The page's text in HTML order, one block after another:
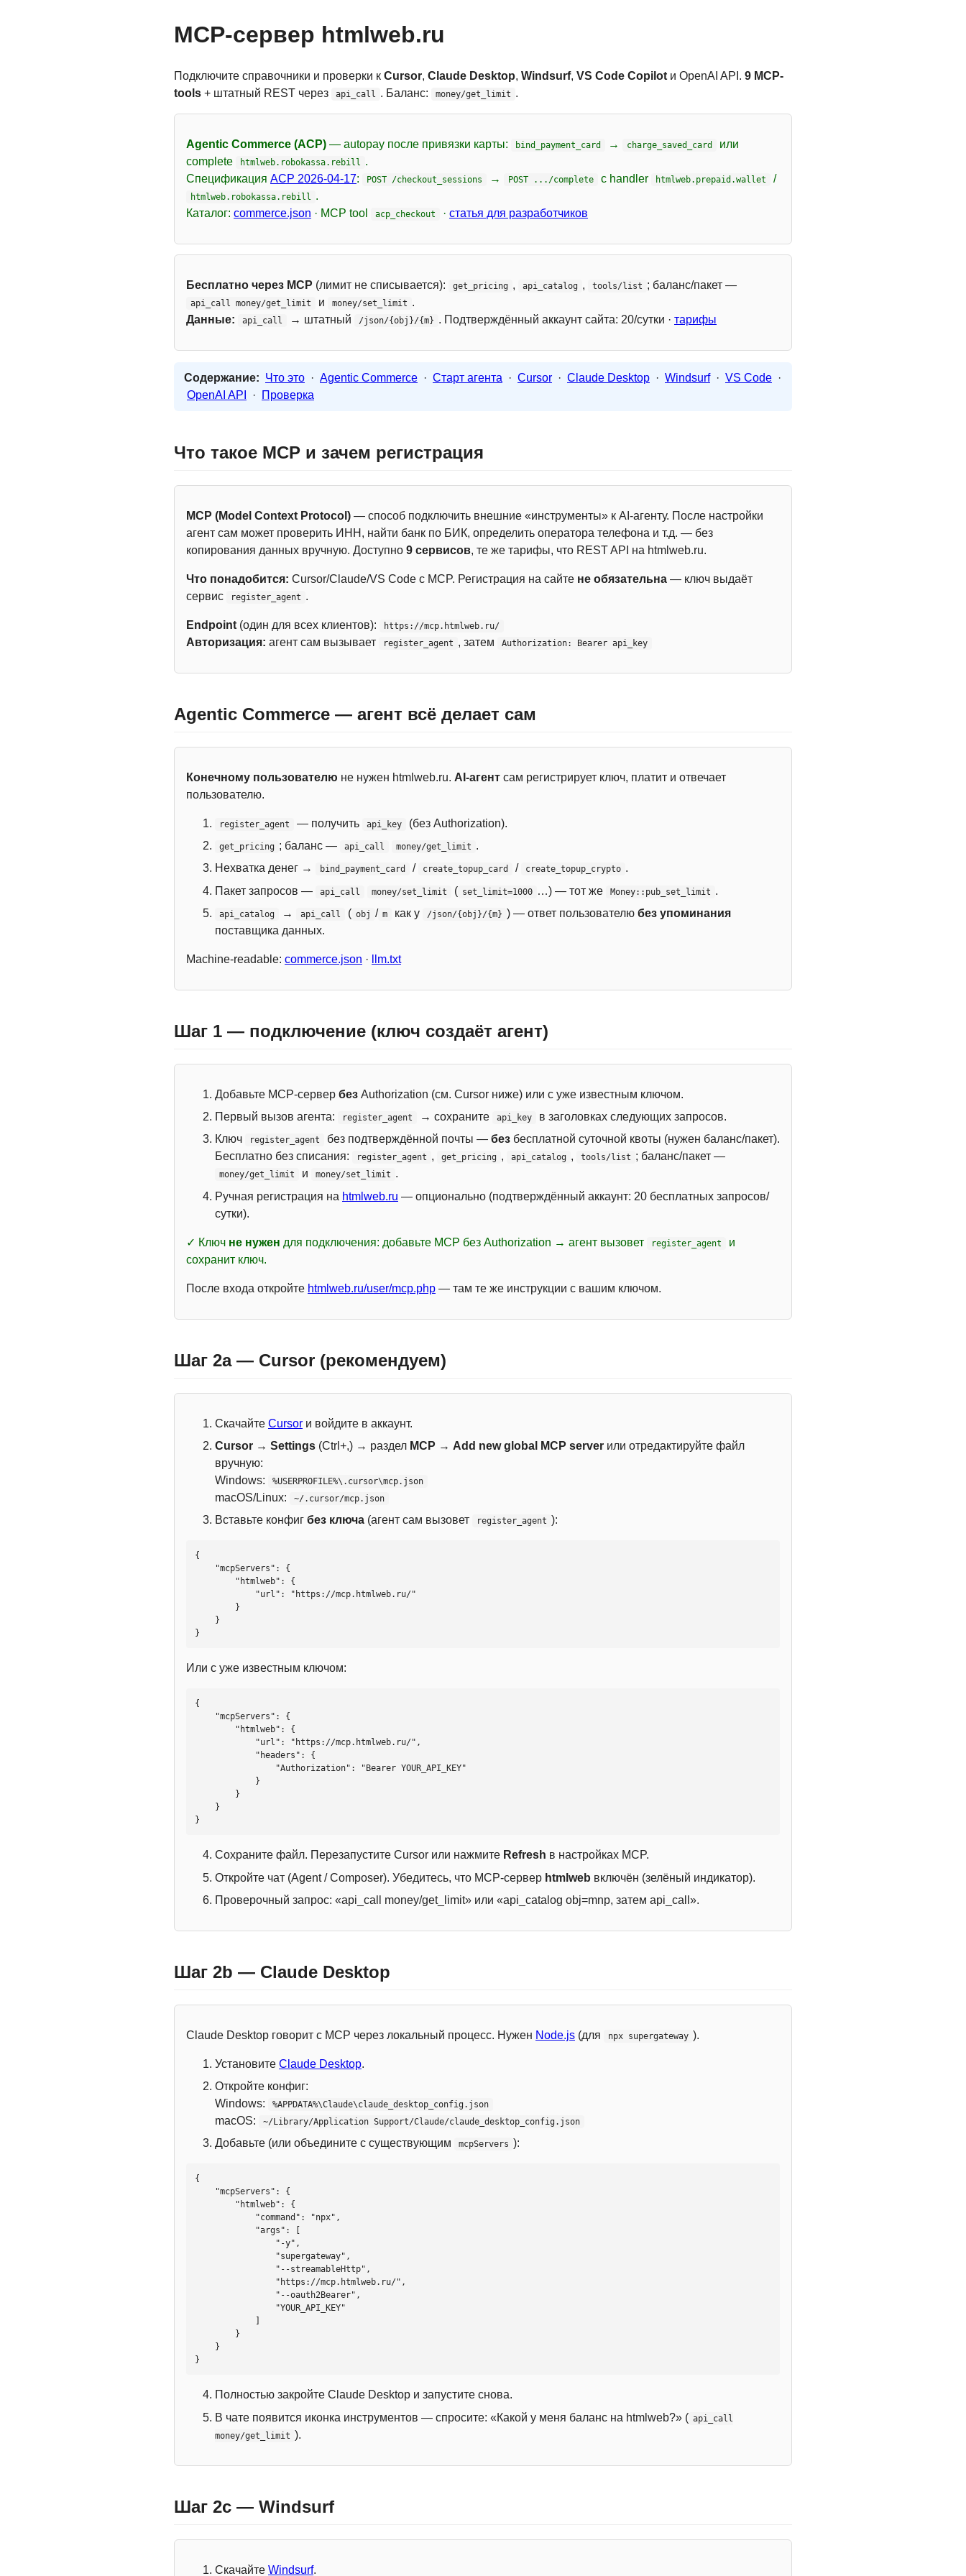
MCP-сервер htmlweb.ru
Подключите справочники и проверки к Cursor, Claude Desktop, Windsurf, VS Code Copilotи OpenAI API. 9 MCP-
tools + штатный REST через api_call . Баланс: money/get_limit .
Agentic Commerce (ACP) — autopay после привязки карты: bind_payment_card → charge_saved_card
или
complete
htmlweb.robokassa.rebill .
Спецификация ACP 2026-04-17: POST /checkout_sessions → POST .../complete с handler htmlweb.prepaid.wallet /
htmlweb.robokassa.rebill .
Каталог: commerce.json · MCP tool acp_checkout · статья для разработчиков
Бесплатно через MCP (лимит не списывается): get_pricing , api_catalog , tools/list ; баланс/пакет —
api_call money/get_limit и money/set_limit .
Данные:
api_call → штатный /json/{obj}/{m} . Подтверждённый аккаунт сайта: 20/сутки · тарифы
Содержание: Что это · Agentic Commerce · Старт агента · Cursor · Claude Desktop · Windsurf · VS Code ·
OpenAI API
· Проверка
Что такое MCP и зачем регистрация
MCP (Model Context Protocol) — способ подключить внешние «инструменты» к AI-агенту. После настройки
агент сам может проверить ИНН, найти банк по БИК, определить оператора телефона и т.д. — без
копирования данных вручную. Доступно 9 сервисов, те же тарифы, что REST API на htmlweb.ru.
Что понадобится: Cursor/Claude/VS Code с MCP. Регистрация на сайте не обязательна — ключ выдаёт
сервис
register_agent .
Endpoint (один для всех клиентов): https://mcp.htmlweb.ru/
Авторизация: агент сам вызывает register_agent , затем Authorization: Bearer api_key
Agentic Commerce — агент всё делает сам
Конечному пользователю не нужен htmlweb.ru. AI-агент сам регистрирует ключ, платит и отвечает
пользователю.
register_agent — получить api_key (без Authorization).
get_pricing ; баланс — api_call money/get_limit .
Нехватка денег →
bind_payment_card / create_topup_card / create_topup_crypto .
Пакет запросов —
api_call money/set_limit ( set_limit=1000 …) — тот же Money::pub_set_limit .
api_catalog → api_call ( obj / m как у /json/{obj}/{m} ) — ответ пользователю без упоминания
поставщика данных.
Machine-readable: commerce.json · llm.txt
Шаг 1 — подключение (ключ создаёт агент)
Добавьте MCP-сервер без Authorization (см. Cursor ниже) или с уже известным ключом.
Первый вызов агента:
register_agent → сохраните api_key
в заголовках следующих запросов.
Ключ
register_agent без подтверждённой почты — без бесплатной суточной квоты (нужен баланс/пакет).
Бесплатно без списания:
register_agent , get_pricing , api_catalog , tools/list ; баланс/пакет —
money/get_limit и money/set_limit .
Ручная регистрация на htmlweb.ru — опционально (подтверждённый аккаунт: 20 бесплатных запросов/
сутки).
✓ Ключ не нужен для подключения: добавьте MCP без Authorization → агент вызовет register_agent
и
сохранит ключ.
После входа откройте htmlweb.ru/user/mcp.php — там те же инструкции с вашим ключом.
Шаг 2a — Cursor (рекомендуем)
Скачайте Cursor и войдите в аккаунт.
Cursor → Settings (Ctrl+,) → раздел MCP → Add new global MCP server или отредактируйте файл
вручную:
Windows:
%USERPROFILE%\.cursor\mcp.json
macOS/Linux: ~/.cursor/mcp.json
Вставьте конфиг без ключа (агент сам вызовет register_agent ):
{
}
Или с уже известным ключом:
{
}
Сохраните файл. Перезапустите Cursor или нажмите Refresh в настройках MCP.
Откройте чат (Agent / Composer). Убедитесь, что MCP-сервер htmlweb включён (зелёный индикатор).
Проверочный запрос: «api_call money/get_limit» или «api_catalog obj=mnp, затем api_call».
Шаг 2b — Claude Desktop
Claude Desktop говорит с MCP через локальный процесс. Нужен Node.js (для npx supergateway ).
Установите Claude Desktop.
Откройте конфиг:
Windows:
%APPDATA%\Claude\claude_desktop_config.json
macOS: ~/Library/Application Support/Claude/claude_desktop_config.json
Добавьте (или объедините с существующим mcpServers ):
{
}
Полностью закройте Claude Desktop и запустите снова.
В чате появится иконка инструментов — спросите: «Какой у меня баланс на htmlweb?» ( api_call
money/get_limit ).
Шаг 2c — Windsurf
Скачайте Windsurf.